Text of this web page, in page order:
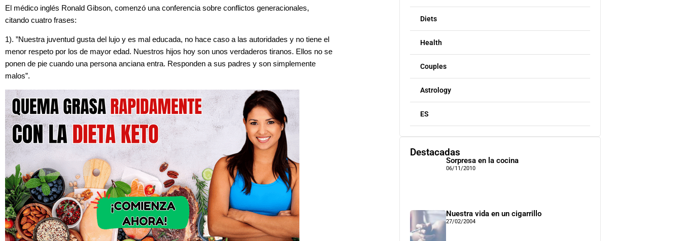
El médico inglés Ronald Gibson, comenzó una conferencia sobre conflictos generacionales,
citando cuatro frases:
1). ”Nuestra juventud gusta del lujo y es mal educada, no hace caso a las autoridades y no tiene el
menor respeto por los de mayor edad. Nuestros hijos hoy son unos verdaderos tiranos. Ellos no se
ponen de pie cuando una persona anciana entra. Responden a sus padres y son simplemente
malos”.
Diets
Health
Couples
Astrology
ES
Destacadas
Sorpresa en la cocina
06/11/2010
Nuestra vida en un cigarrillo
27/02/2004